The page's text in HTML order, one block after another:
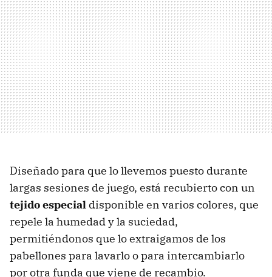
Diseñado para que lo llevemos puesto durante
largas sesiones de juego, está recubierto con un
tejido especial disponible en varios colores, que
repele la humedad y la suciedad,
permitiéndonos que lo extraigamos de los
pabellones para lavarlo o para intercambiarlo
por otra funda que viene de recambio.